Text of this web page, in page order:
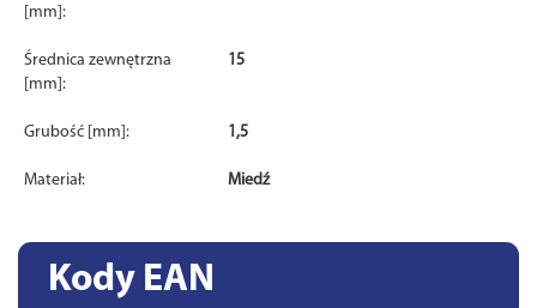
[mm]:
Średnica zewnętrzna
[mm]:
15
Grubość [mm]: 1,5
Materiał: Miedź
Kody EAN